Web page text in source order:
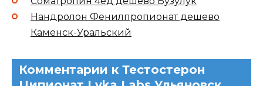
Нандролон Фенилпропионат дешево
Каменск-Уральский
Комментарии к Тестостерон